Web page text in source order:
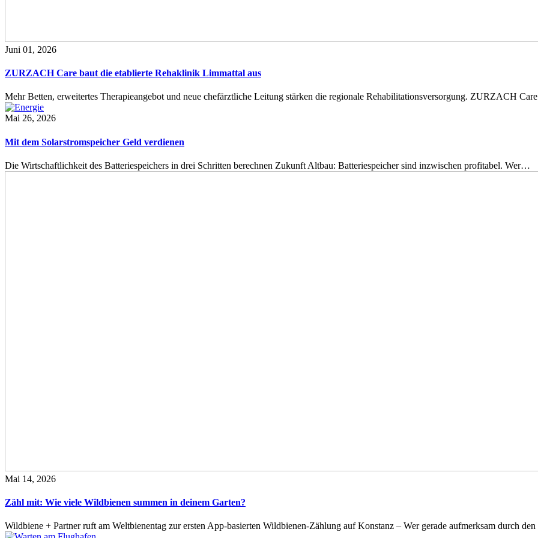
Juni 01, 2026
ZURZACH Care baut die etablierte Rehaklinik Limmattal aus
Mehr Betten, erweitertes Therapieangebot und neue chefärztliche Leitung stärken die regionale Rehabilitationsversorgung. ZURZACH
Mai 26, 2026
Mit dem Solarstromspeicher Geld verdienen
Die Wirtschaftlichkeit des Batteriespeichers in drei Schritten berechnen Zukunft Altbau: Batteriespeicher sind inzwischen profitabel. Wer…
Mai 14, 2026
Zähl mit: Wie viele Wildbienen summen in deinem Garten?
Wildbiene + Partner ruft am Weltbienentag zur ersten App-basierten Wildbienen-Zählung auf Konstanz – Wer gerade aufmerksam durch